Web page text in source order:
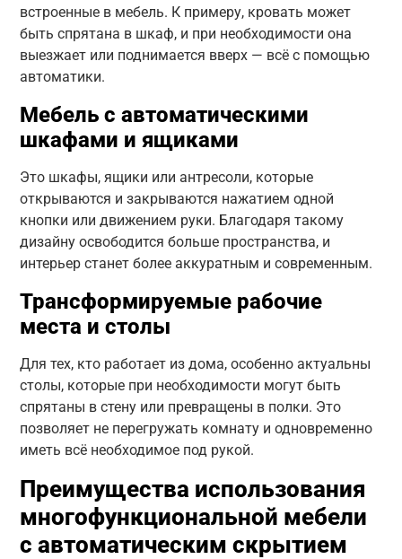
встроенные в мебель. К примеру, кровать может
быть спрятана в шкаф, и при необходимости она
выезжает или поднимается вверх — всё с помощью
автоматики.
Мебель с автоматическими
шкафами и ящиками
Это шкафы, ящики или антресоли, которые
открываются и закрываются нажатием одной
кнопки или движением руки. Благодаря такому
дизайну освободится больше пространства, и
интерьер станет более аккуратным и современным.
Трансформируемые рабочие
места и столы
Для тех, кто работает из дома, особенно актуальны
столы, которые при необходимости могут быть
спрятаны в стену или превращены в полки. Это
позволяет не перегружать комнату и одновременно
иметь всё необходимое под рукой.
Преимущества использования
многофункциональной мебели
с автоматическим скрытием